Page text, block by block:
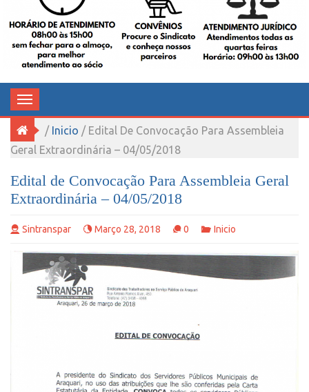
PÚBLICO DE ARAQUARI
Toggle
navigation
/ Inicio / Edital De Convocação Para Assembleia
Geral Extraordinária – 04/05/2018
Edital de Convocação Para Assembleia Geral
Extraordinária – 04/05/2018
Sintranspar Março 28, 2018 0 Inicio